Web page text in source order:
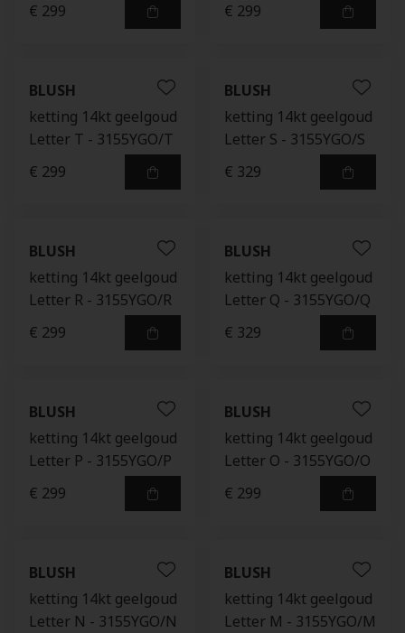
€ 299
€ 299
BLUSH
ketting 14kt geelgoud
Letter T - 3155YGO/T
€ 299
BLUSH
ketting 14kt geelgoud
Letter S - 3155YGO/S
€ 329
BLUSH
ketting 14kt geelgoud
Letter R - 3155YGO/R
€ 299
BLUSH
ketting 14kt geelgoud
Letter Q - 3155YGO/Q
€ 329
BLUSH
ketting 14kt geelgoud
Letter P - 3155YGO/P
€ 299
BLUSH
ketting 14kt geelgoud
Letter O - 3155YGO/O
€ 299
BLUSH
ketting 14kt geelgoud
Letter N - 3155YGO/N
BLUSH
ketting 14kt geelgoud
Letter M - 3155YGO/M